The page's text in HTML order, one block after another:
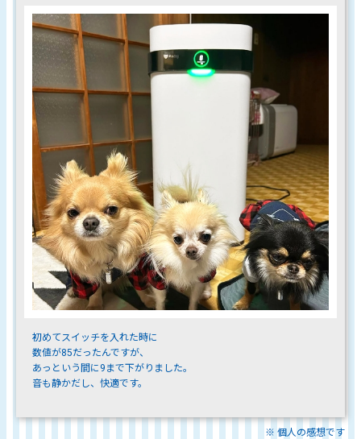
初めてスイッチを入れた時に
数値が85だったんですが、
あっという間に9まで下がりました。
音も静かだし、快適です。
※ 個人の感想です